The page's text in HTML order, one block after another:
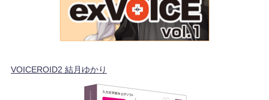
VOICEROID2 結月ゆかり